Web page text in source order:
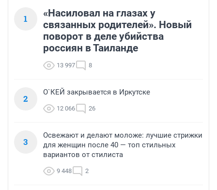
1
«Насиловал на глазах у
связанных родителей». Новый
поворот в деле убийства
россиян в Таиланде
13 997 8
2
О`КЕЙ закрывается в Иркутске
12 066 26
3
Освежают и делают моложе: лучшие стрижки
для женщин после 40 — топ стильных
вариантов от стилиста
9 448 2